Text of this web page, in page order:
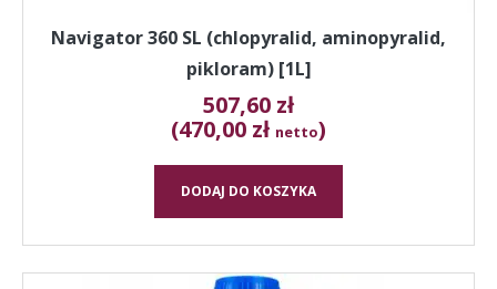
Navigator 360 SL (chlopyralid, aminopyralid,
pikloram) [1L]
507,60 zł
(470,00 zł netto)
DODAJ DO KOSZYKA